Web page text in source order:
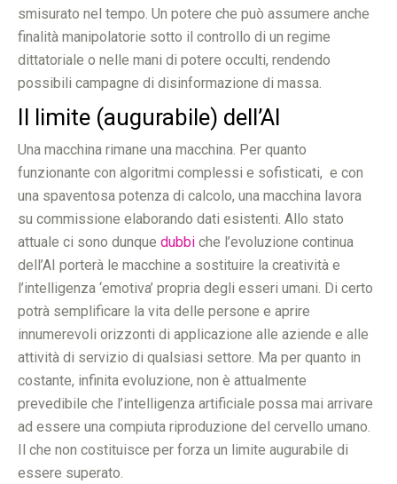
smisurato nel tempo. Un potere che può assumere anche
finalità manipolatorie sotto il controllo di un regime
dittatoriale o nelle mani di potere occulti, rendendo
possibili campagne di disinformazione di massa.
Il limite (augurabile) dell’AI
Una macchina rimane una macchina. Per quanto
funzionante con algoritmi complessi e sofisticati, e con
una spaventosa potenza di calcolo, una macchina lavora
su commissione elaborando dati esistenti. Allo stato
attuale ci sono dunque dubbi che l’evoluzione continua
dell’AI porterà le macchine a sostituire la creatività e
l’intelligenza ‘emotiva’ propria degli esseri umani. Di certo
potrà semplificare la vita delle persone e aprire
innumerevoli orizzonti di applicazione alle aziende e alle
attività di servizio di qualsiasi settore. Ma per quanto in
costante, infinita evoluzione, non è attualmente
prevedibile che l’intelligenza artificiale possa mai arrivare
ad essere una compiuta riproduzione del cervello umano.
Il che non costituisce per forza un limite augurabile di
essere superato.